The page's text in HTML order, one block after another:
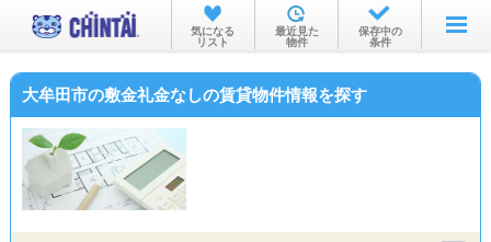
お部屋を探す
沿線・駅から
物件特集から
気になる
リスト
最近見た
物件
保存中の
条件
大牟田市の敷金礼金なしの賃貸物件情報を探す